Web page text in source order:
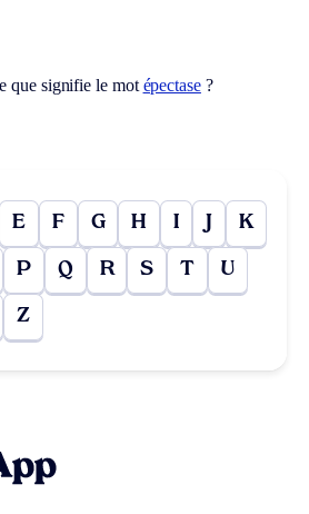
que signifie le mot épectase?
E F G H I J K
P Q R S T U
Z